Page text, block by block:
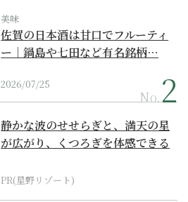
美味
佐賀の日本酒は甘口でフルーティ
ー｜鍋島や七田など有名銘柄…
2026/07/25
No.
静かな波のせせらぎと、満天の星
が広がり、くつろぎを体感できる
PR(星野リゾート)